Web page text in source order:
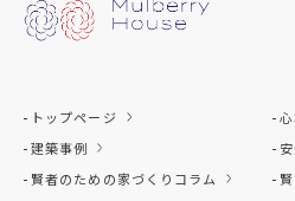
トップページ
建築事例
賢者のための家づくりコラム